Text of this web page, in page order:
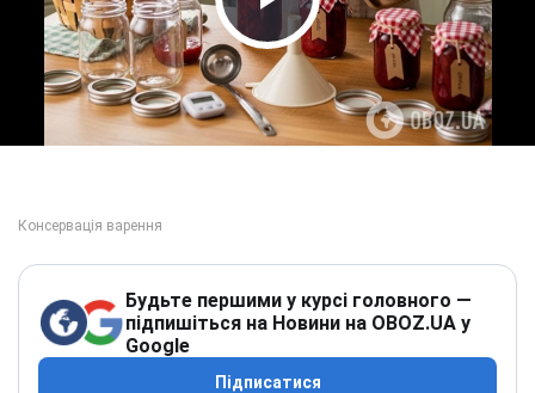
Play Video
Будьте першими у курсі головного —
підпишіться на Новини на OBOZ.UA у
Google
Підписатися